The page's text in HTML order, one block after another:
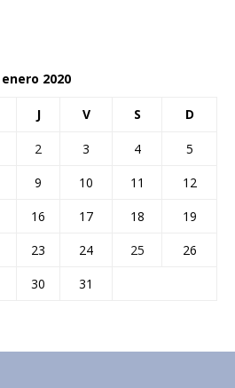
enero 2020
J V S D
2 3 4
5
9 10 11
12
16 17 18
19
23 24 25
26
30
31